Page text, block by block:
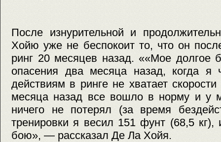
После изнурительной и
Хойю уже не беспокоит то, что он
ринг 20 месяцев назад. ««Мое долгое
опасения два месяца назад, когда я
действиям в ринге не хватает
месяца назад все вошло в норму и у
ничего не потерял (за время
тренировки я весил 151 фунт (68,5
бою», — рассказал Де Ла Хойя.